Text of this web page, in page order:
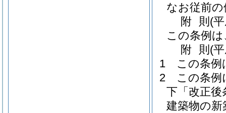
なお従前
附 則 (
この条例
附 則 (
1
この条例
2
この条例
下「改正後
建築物の